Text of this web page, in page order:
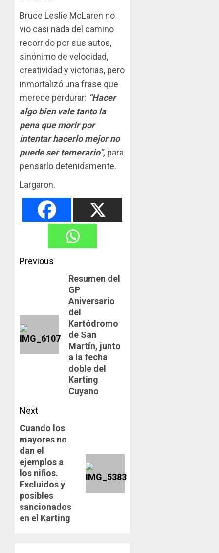
Bruce Leslie McLaren no
vio casi nada del camino
recorrido por sus autos,
sinónimo de velocidad,
creatividad y victorias, pero
inmortalizó una frase que
merece perdurar: “Hacer
algo bien vale tanto la
pena que morir por
intentar hacerlo mejor no
puede ser temerario”, para
pensarlo detenidamente.
Largaron.
Post
navigation
Previous
Resumen del
GP
Aniversario
del
Kartódromo
de San
Martín, junto
a la fecha
doble del
Karting
Cuyano
Next
Next
post:
Cuando los
mayores no
dan el
ejemplos a
los niños.
Excluidos y
posibles
sancionados
en el Karting